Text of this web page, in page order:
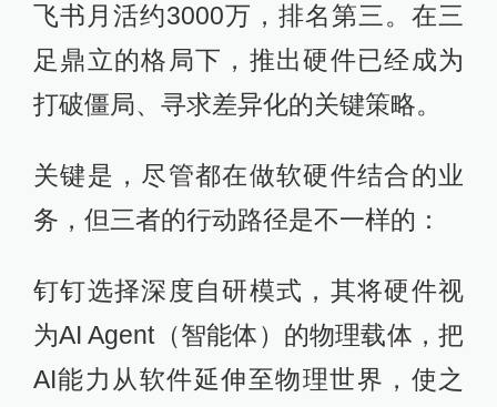
飞书月活约3000万，排名第三。在三
足鼎立的格局下，推出硬件已经成为
打破僵局、寻求差异化的关键策略。
关键是，尽管都在做软硬件结合的业
务，但三者的行动路径是不一样的：
钉钉选择深度自研模式，其将硬件视
为AI Agent（智能体）的物理载体，把
AI能力从软件延伸至物理世界，使之